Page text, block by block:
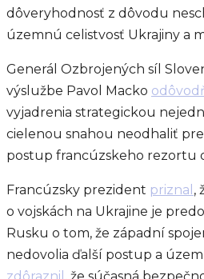
dôveryhodnosť z dôvodu
územnú celistvosť Ukrajiny a
Generál Ozbrojených síl
výslužbe Pavol Macko
vyjadrenia strategickou
cielenou snahou neodhaliť
postup francúzskeho rezortu
Francúzsky prezident priznal ,
o vojskách na Ukrajine je
Rusku o tom, že západní
nedovolia ďalší postup a